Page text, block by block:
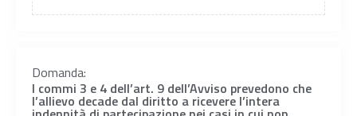
Domanda:
I commi 3 e 4 dell’art. 9 dell’Avviso prevedono che
l’allievo decade dal diritto a ricevere l’intera